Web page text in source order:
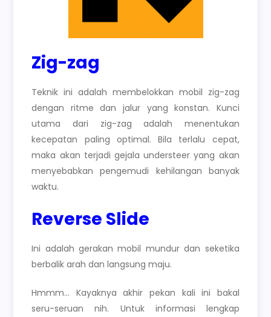
Zig-zag
Teknik ini adalah membelokkan mobil zig-zag
dengan ritme dan jalur yang konstan. Kunci
utama dari zig-zag adalah menentukan
kecepatan paling optimal. Bila terlalu cepat,
maka akan terjadi gejala understeer yang akan
menyebabkan pengemudi kehilangan banyak
waktu.
Reverse Slide
Ini adalah gerakan mobil mundur dan seketika
berbalik arah dan langsung maju.
Hmmm… Kayaknya akhir pekan kali ini bakal
seru-seruan nih. Untuk informasi lengkap